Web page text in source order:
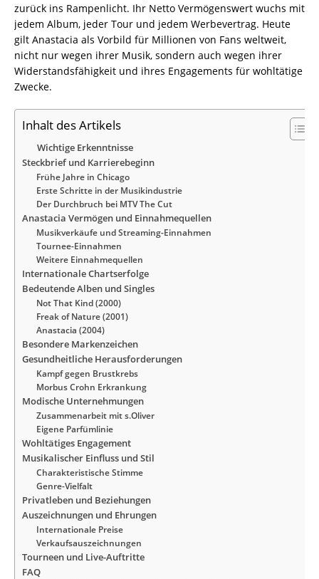
zurück ins Rampenlicht. Ihr Netto Vermögenswert wuchs mit
jedem Album, jeder Tour und jedem Werbevertrag. Heute
gilt Anastacia als Vorbild für Millionen von Fans weltweit,
nicht nur wegen ihrer Musik, sondern auch wegen ihrer
Widerstandsfähigkeit und ihres Engagements für wohltätige
Zwecke.
Inhalt des Artikels
Wichtige Erkenntnisse
Steckbrief und Karrierebeginn
Frühe Jahre in Chicago
Erste Schritte in der Musikindustrie
Der Durchbruch bei MTV The Cut
Anastacia Vermögen und Einnahmequellen
Musikverkäufe und Streaming-Einnahmen
Tournee-Einnahmen
Weitere Einnahmequellen
Internationale Chartserfolge
Bedeutende Alben und Singles
Not That Kind (2000)
Freak of Nature (2001)
Anastacia (2004)
Besondere Markenzeichen
Gesundheitliche Herausforderungen
Kampf gegen Brustkrebs
Morbus Crohn Erkrankung
Modische Unternehmungen
Zusammenarbeit mit s.Oliver
Eigene Parfümlinie
Wohltätiges Engagement
Musikalischer Einfluss und Stil
Charakteristische Stimme
Genre-Vielfalt
Privatleben und Beziehungen
Auszeichnungen und Ehrungen
Internationale Preise
Verkaufsauszeichnungen
Tourneen und Live-Auftritte
FAQ